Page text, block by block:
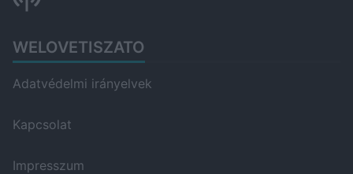
WELOVETISZATO
Adatvédelmi irányelvek
Kapcsolat
Impresszum